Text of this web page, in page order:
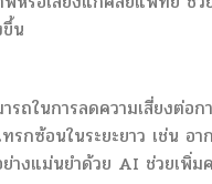
น
ถในการลดความเสี่ยงต่อก
กซ้อนในระยะยาว เช่น อา
างแม่นยำด้วย AI ช่วยเพิ่ม